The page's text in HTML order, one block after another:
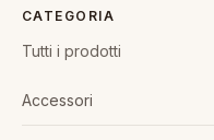
CATEGORIA
Tutti i prodotti
Accessori